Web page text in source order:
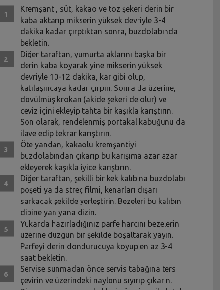
Kremşanti, süt, kakao ve toz şekeri derin bir
kaba aktarıp mikserin yüksek devriyle 3-4
dakika kadar çırptıktan sonra, buzdolabında
bekletin.
Diğer taraftan, yumurta aklarını başka bir
derin kaba koyarak yine mikserin yüksek
devriyle 10-12 dakika, kar gibi olup,
katılaşıncaya kadar çırpın. Sonra da üzerine,
dövülmüş krokan (akide şekeri de olur) ve
ceviz içini ekleyip tahta bir kaşıkla karıştırın.
Son olarak, rendelenmiş portakal kabuğunu da
ilave edip tekrar karıştırın.
Öte yandan, kakaolu kremşantiyi
buzdolabından çıkarıp bu karışıma azar azar
ekleyerek kaşıkla iyice karıştırın.
Diğer taraftan, şekilli bir kek kalıbına buzdolabı
poşeti ya da streç filmi, kenarları dışarı
sarkacak şekilde yerleştirin. Bezeleri bu kalıbın
dibine yan yana dizin.
Yukarda hazırladığınız parfe harcını bezelerin
üzerine düzgün bir şekilde boşaltarak yayın.
Parfeyi derin dondurucuya koyup en az 3-4
saat bekletin.
Servise sunmadan önce servis tabağına ters
çevirin ve üzerindeki naylonu sıyırıp çıkarın.